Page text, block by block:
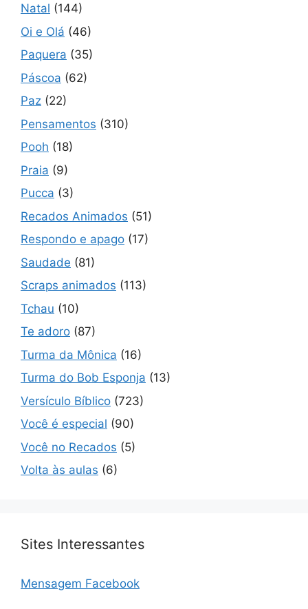
Natal (144)
Oi e Olá (46)
Paquera (35)
Páscoa (62)
Paz (22)
Pensamentos (310)
Pooh (18)
Praia (9)
Pucca (3)
Recados Animados (51)
Respondo e apago (17)
Saudade (81)
Scraps animados (113)
Tchau (10)
Te adoro (87)
Turma da Mônica (16)
Turma do Bob Esponja (13)
Versículo Bíblico (723)
Você é especial (90)
Você no Recados (5)
Volta às aulas (6)
Sites Interessantes
Mensagem Facebook